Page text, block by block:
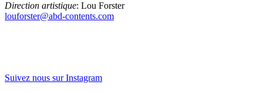
Direction artistique: Lou Forster
louforster@abd-contents.com
Suivez nous sur Instagram